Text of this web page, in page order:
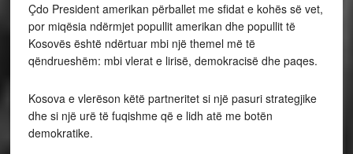
Çdo President amerikan përballet me sfidat e kohës së vet,
por miqësia ndërmjet popullit amerikan dhe popullit të
Kosovës është ndërtuar mbi një themel më të
qëndrueshëm: mbi vlerat e lirisë, demokracisë dhe paqes.
Kosova e vlerëson këtë partneritet si një pasuri strategjike
dhe si një urë të fuqishme që e lidh atë me botën
demokratike.